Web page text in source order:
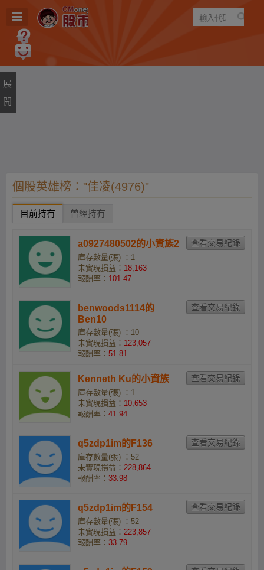
遊戲
個股英雄榜："佳凌(4976)"
目前持有 曾經持有
a0927480502的小資族2
庫存數量(張) ：1
未實現損益： 18,163
報酬率： 101.47
benwoods1114的
Ben10
庫存數量(張) ：10
未實現損益： 123,057
報酬率： 51.81
Kenneth Ku的小資族
庫存數量(張) ：1
未實現損益： 10,653
報酬率： 41.94
q5zdp1im的F136
庫存數量(張) ：52
未實現損益： 228,864
報酬率： 33.98
q5zdp1im的F154
庫存數量(張) ：52
未實現損益： 223,857
報酬率： 33.79